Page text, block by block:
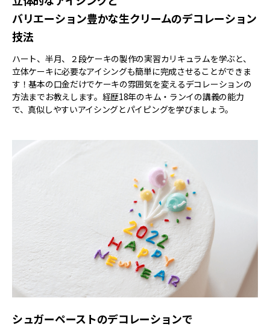
バリエーション豊かな生クリームのデコレーション
技法
ハート、半月、２段ケーキの製作の実習カリキュラムを学ぶと、
立体ケーキに必要なアイシングも簡単に完成させることができま
す！基本の口金だけでケーキの雰囲気を変えるデコレーションの
方法までお教えします。経歴18年のキム・ランイの講義の能力
で、真似しやすいアイシングとパイピングを学びましょう。
シュガーペーストのデコレーションで